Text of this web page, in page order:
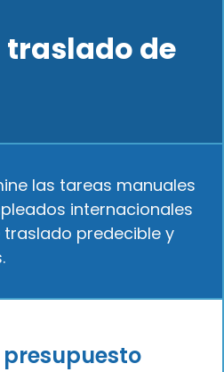
traslado de
las tareas manuales
internacionales
predecible y